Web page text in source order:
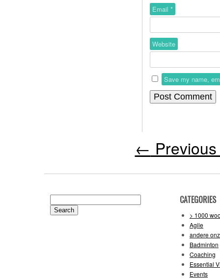
Email *
Website
Save my name,
←
for:
CATEGORIES
> 1000
Agile
andere
Badminton
Coaching
Essential
Events